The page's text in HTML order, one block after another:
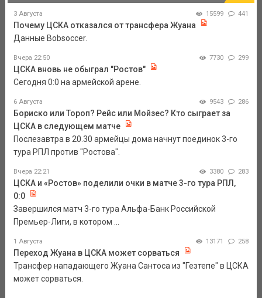
3 Августа 15599 441
Почему ЦСКА отказался от трансфера Жуана
Данные Bobsoccer.
Вчера 22:50 7730 299
ЦСКА вновь не обыграл "Ростов"
Сегодня 0:0 на армейской арене.
6 Августа 9543 286
Бориско или Тороп? Рейс или Мойзес? Кто сыграет за
ЦСКА в следующем матче
Послезавтра в 20.30 армейцы дома начнут поединок 3-го
тура РПЛ против "Ростова".
Вчера 22:21 3380 283
ЦСКА и «Ростов» поделили очки в матче 3-го тура РПЛ,
0:0
Завершился матч 3-го тура Альфа-Банк Российской
Премьер-Лиги, в котором ...
1 Августа 13171 258
Переход Жуана в ЦСКА может сорваться
Трансфер нападающего Жуана Сантоса из "Гезтепе" в ЦСКА
может сорваться.